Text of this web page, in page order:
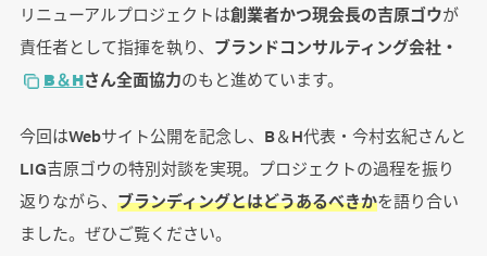
リニューアルプロジェクトは創業者かつ現会長の吉原ゴウが
責任者として指揮を執り、 ブランドコンサルティング会社・
B＆Hさん全面協力のもと進めています。
今回はWebサイト公開を記念し、B＆H代表・今村玄紀さんと
LIG吉原ゴウの特別対談を実現。プロジェクトの過程を振り
返りながら、 ブランディングとはどうあるべきかを語り合い
ました。ぜひご覧ください。